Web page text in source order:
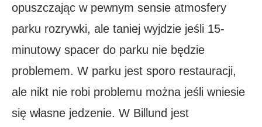
opuszczając w pewnym sensie atmosfery
parku rozrywki, ale taniej wyjdzie jeśli 15-
minutowy spacer do parku nie będzie
problemem. W parku jest sporo restauracji,
ale nikt nie robi problemu można jeśli wniesie
się własne jedzenie. W Billund jest